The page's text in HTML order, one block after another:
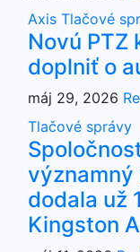
Axis Tlačové
Novú PTZ
doplniť o
máj 29, 2026
Tlačové správy
významný
dodala už
Kingston